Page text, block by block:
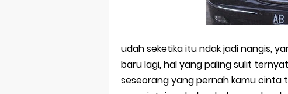
Tak Terlupakan
SYAIR KRASAN
udah seketika itu ndak jadi nangis,
baru lagi, hal yang paling sulit
seseorang yang pernah kamu cinta